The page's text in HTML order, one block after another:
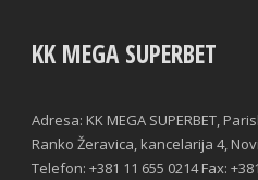
KK MEGA SUPERBET
Adresa: KK MEGA SUPERBET,
Ranko Žeravica, kancelarija 4,
Telefon: +381 11 655 0214 Fax: